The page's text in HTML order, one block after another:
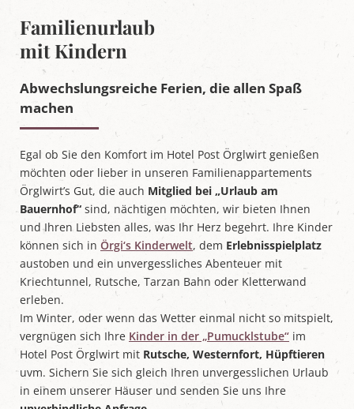
Familienurlaub
mit Kindern
Abwechslungsreiche Ferien, die allen Spaß
machen
Egal ob Sie den Komfort im Hotel Post Örglwirt genießen
möchten oder lieber in unseren Familienappartements
Örglwirt’s Gut, die auch Mitglied bei „Urlaub am
Bauernhof“ sind, nächtigen möchten, wir bieten Ihnen
und Ihren Liebsten alles, was Ihr Herz begehrt. Ihre Kinder
können sich in Örgi‘s Kinderwelt, dem Erlebnisspielplatz
austoben und ein unvergessliches Abenteuer mit
Kriechtunnel, Rutsche, Tarzan Bahn oder Kletterwand
erleben.
Im Winter, oder wenn das Wetter einmal nicht so mitspielt,
vergnügen sich Ihre Kinder in der „Pumucklstube“ im
Hotel Post Örglwirt mit Rutsche, Westernfort, Hüpftieren
uvm. Sichern Sie sich gleich Ihren unvergesslichen Urlaub
in einem unserer Häuser und senden Sie uns Ihre